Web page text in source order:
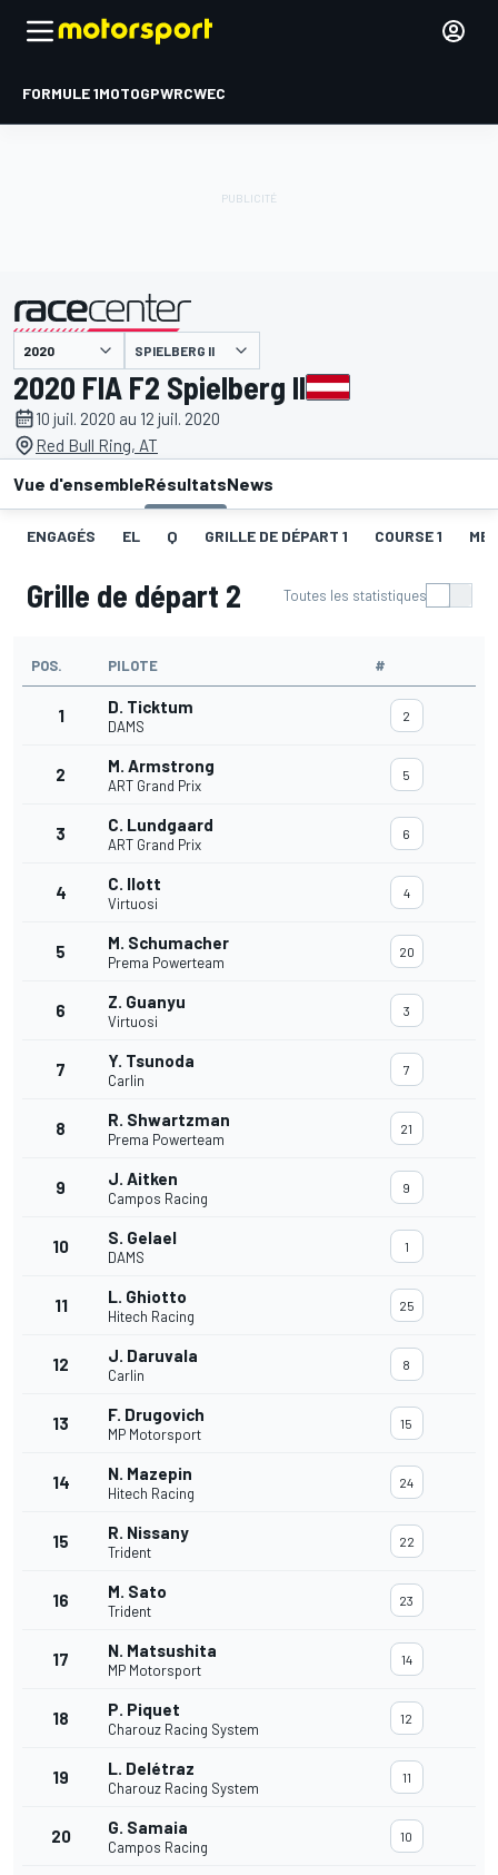
FORMULE 1MOTOGPWRCWEC
présenté par SPIELBERG II
2020 FIA F2 Spielberg II
10 juil. 2020 au 12 juil. 2020
Red Bull Ring, AT
Vue d'ensembleRésultatsNews
ENGAGÉS EL Q GRILLE DE DÉPART 1 COURSE 1
Grille de départ 2 Toutes les statistiques
POS. PILOTE #
1 D. Ticktum
DAMS
2
2 M. Armstrong
ART Grand Prix
5
3 C. Lundgaard
ART Grand Prix
6
4 C. Ilott
Virtuosi
4
5 M. Schumacher
Prema Powerteam
20
6 Z. Guanyu
Virtuosi
3
7 Y. Tsunoda
Carlin
7
8 R. Shwartzman
Prema Powerteam
21
9 J. Aitken
Campos Racing
9
10 S. Gelael
DAMS
1
11 L. Ghiotto
Hitech Racing
25
12 J. Daruvala
Carlin
8
13 F. Drugovich
MP Motorsport
15
14 N. Mazepin
Hitech Racing
24
15 R. Nissany
Trident
22
16 M. Sato
Trident
23
17 N. Matsushita
MP Motorsport
14
18 P. Piquet
Charouz Racing System
12
19 L. Delétraz
Charouz Racing System
11
20 G. Samaia
Campos Racing
10